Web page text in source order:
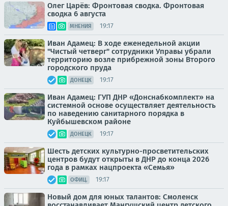
Олег Царёв: Фронтовая сводка. Фронтовая
сводка 6 августа
МНЕНИЯ 19:17
Иван Адамец: В ходе еженедельной акции
"Чистый четверг" сотрудники Управы убрали
территорию возле прибрежной зоны Второго
городского пруда
ДОНЕЦК 19:17
Иван Адамец: ГУП ДНР «Донснабкомплект» на
системной основе осуществляет деятельность
по наведению санитарного порядка в
Куйбышевском районе
ДОНЕЦК 19:17
Шесть детских культурно-просветительских
центров будут открыты в ДНР до конца 2026
года в рамках нацпроекта «Семья»
ОФИЦ. 19:17
Новый дом для юных талантов: Смоленск